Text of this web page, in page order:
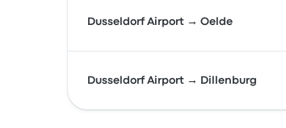
Dusseldorf Airport → Oelde
Dusseldorf Airport → Dillenburg